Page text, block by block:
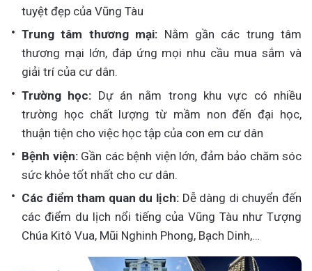
tuyệt đẹp của Vũng Tàu
Trung tâm thương mại: Nằm gần các trung tâm
thương mại lớn, đáp ứng mọi nhu cầu mua sắm và
giải trí của cư dân.
Trường học: Dự án nằm trong khu vực có nhiều
trường học chất lượng từ mầm non đến đại học,
thuận tiện cho việc học tập của con em cư dân
Bệnh viện: Gần các bệnh viện lớn, đảm bảo chăm sóc
sức khỏe tốt nhất cho cư dân.
Các điểm tham quan du lịch: Dễ dàng di chuyển đến
các điểm du lịch nổi tiếng của Vũng Tàu như Tượng
Chúa Kitô Vua, Mũi Nghinh Phong, Bạch Dinh,…